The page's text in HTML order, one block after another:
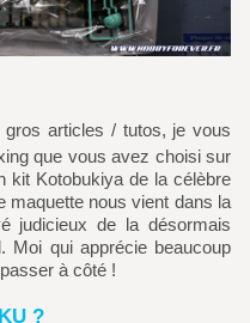
articles / tutos, je vous
que vous avez choisi sur
kit Kotobukiya de la célèbre
maquette nous vient dans la
judicieux de la désormais
Moi qui apprécie beaucoup
à côté !
?